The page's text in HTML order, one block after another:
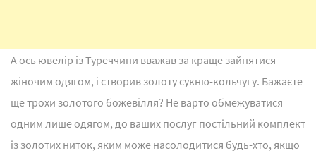
А ось ювелір із Туреччини вважав за краще зайнятися
жіночим одягом, і створив золоту сукню-кольчугу. Бажаєте
ще трохи золотого божевілля? Не варто обмежуватися
одним лише одягом, до ваших послуг постільний комплект
із золотих ниток, яким може насолодитися будь-хто, якщо